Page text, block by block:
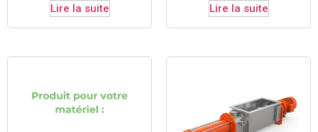
Lire la suite Lire la suite